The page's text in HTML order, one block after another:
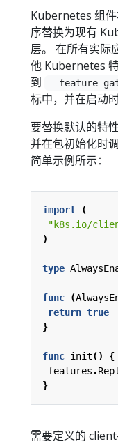
Kubernetes 组
序替换为现有
层。 在所有实际
他 Kubernetes
到
--feature-
标中，并在启动时
要替换默认的特
并在包初始化时
简单示例所示：
import
(
"k8s.io/
)
type
func (
return true
}
func init()
{
features .
}
需要定义的